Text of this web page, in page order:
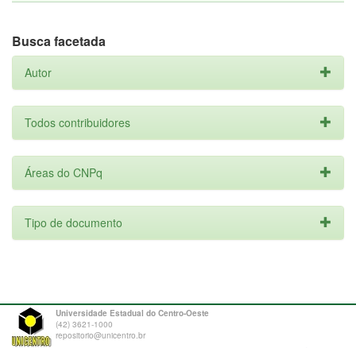
Busca facetada
Autor
Todos contribuidores
Áreas do CNPq
Tipo de documento
Universidade Estadual do Centro-Oeste
(42) 3621-1000
repositorio@unicentro.br